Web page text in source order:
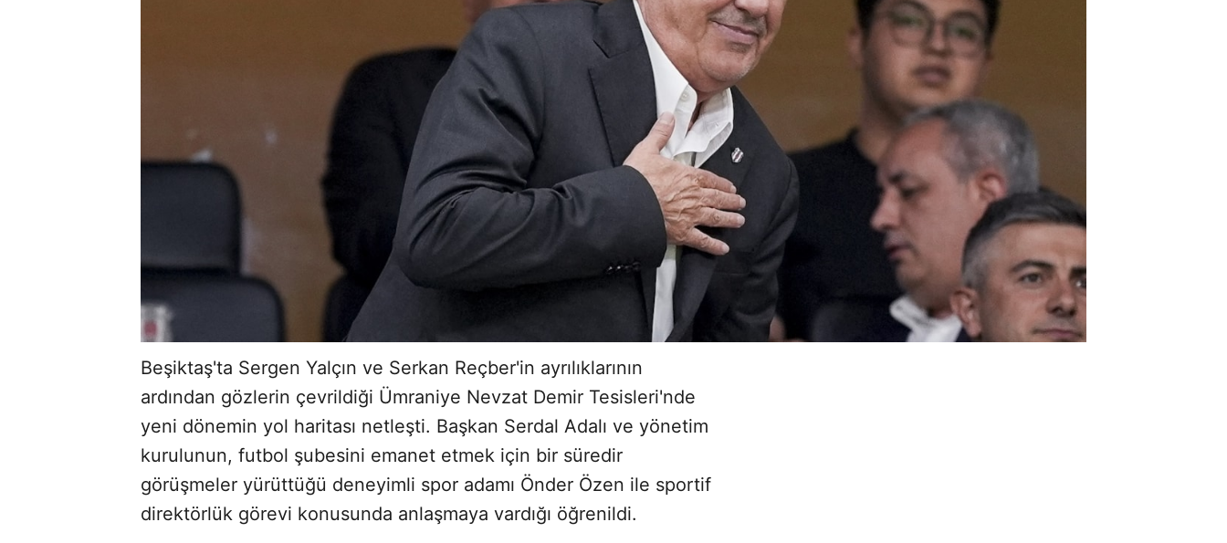
Beşiktaş'ta Sergen Yalçın ve Serkan Reçber'in ayrılıklarının
ardından gözlerin çevrildiği Ümraniye Nevzat Demir Tesisleri'nde
yeni dönemin yol haritası netleşti. Başkan Serdal Adalı ve yönetim
kurulunun, futbol şubesini emanet etmek için bir süredir
görüşmeler yürüttüğü deneyimli spor adamı Önder Özen ile sportif
direktörlük görevi konusunda anlaşmaya vardığı öğrenildi.